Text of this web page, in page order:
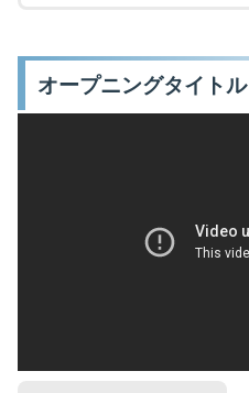
オープニングタイトル